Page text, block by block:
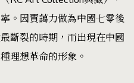
。因賈藹力做為中國七零後
斷裂的時期，而出現在中國
理想革命的形象。